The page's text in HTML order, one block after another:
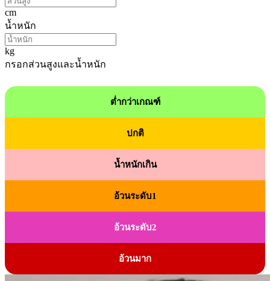
cm
น้ำหนัก
kg
กรอกส่วนสูงและน้ำหนัก
ต่ำกว่าเกณฑ์
ปกติ
น้ำหนักเกิน
อ้วนระดับ1
อ้วนระดับ2
อ้วนมาก